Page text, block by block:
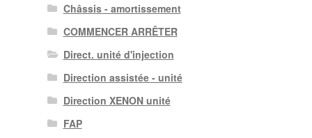
Châssis - amortissement
COMMENCER ARRÊTER
Direct. unité d'injection
Direction assistée - unité
Direction XENON unité
FAP